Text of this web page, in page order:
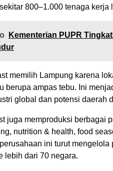
800–1.000 tenaga kerja
Kementerian PUPR
memilih Lampung karena
berupa ampas tebu. Ini
global dan potensi daerah
juga memproduksi berbagai
nutrition & health, food
ini turut
lebih dari 70 negara.